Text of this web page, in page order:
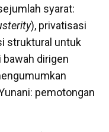
syarat:
), privatisasi
struktural untuk
dirigen
pemotongan